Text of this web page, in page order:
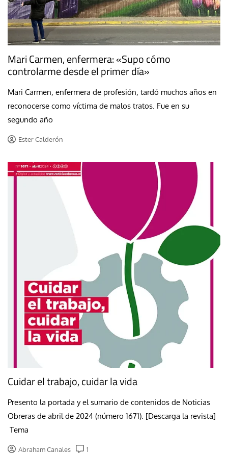
Mari Carmen, enfermera: «Supo cómo
controlarme desde el primer día»
Mari Carmen, enfermera de profesión, tardó muchos años en
reconocerse como víctima de malos tratos. Fue en su
segundo año
Ester Calderón
Cuidar el trabajo, cuidar la vida
Presento la portada y el sumario de contenidos de Noticias
Obreras de abril de 2024 (número 1671). [Descarga la revista]
Tema
Abraham Canales 1